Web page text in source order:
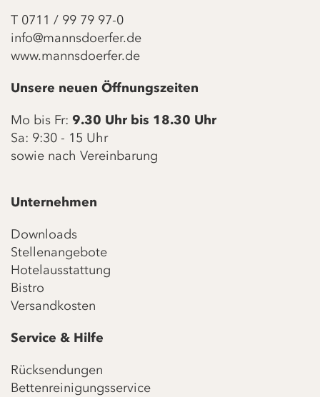
T 0711 / 99 79 97-0
info@mannsdoerfer.de
www.mannsdoerfer.de
Unsere neuen Öffnungszeiten
Mo bis Fr: 9.30 Uhr bis 18.30 Uhr
Sa: 9:30 - 15 Uhr
sowie nach Vereinbarung
Unternehmen
Downloads
Stellenangebote
Hotelausstattung
Bistro
Versandkosten
Service & Hilfe
Rücksendungen
Bettenreinigungsservice